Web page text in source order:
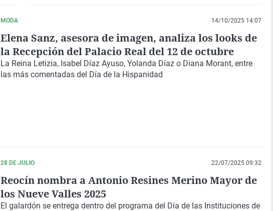
MODA 14/10/2025 14:07
Elena Sanz, asesora de imagen, analiza los looks de
la Recepción del Palacio Real del 12 de octubre
La Reina Letizia, Isabel Díaz Ayuso, Yolanda Díaz o Diana Morant, entre
las más comentadas del Día de la Hispanidad
28 DE JULIO 22/07/2025 09:32
Reocín nombra a Antonio Resines Merino Mayor de
los Nueve Valles 2025
El galardón se entrega dentro del programa del Día de las Instituciones de